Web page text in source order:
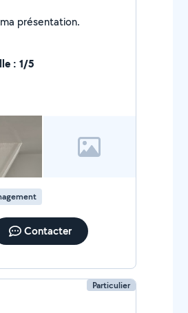
Je n'ai pas encore renseigné ma présentation.
: 1/5
Contacter
Particulier